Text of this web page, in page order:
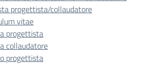
progettista/collaudatore
vitae
progettista
collaudatore
progettista